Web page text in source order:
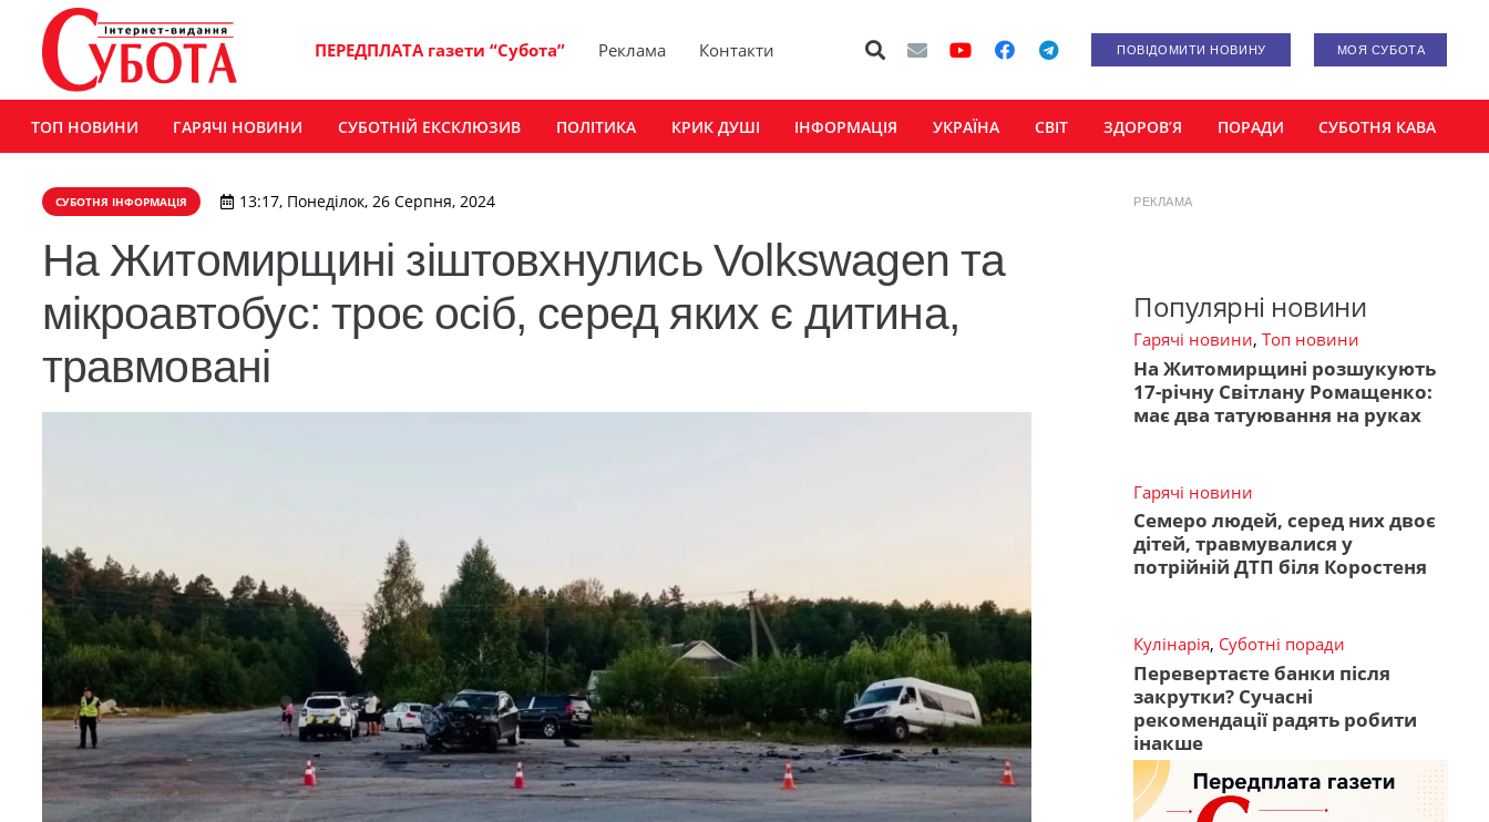
ПЕРЕДПЛАТА газети “Субота” Реклама Контакти ПОВІДОМИТИ НОВИНУ МОЯ СУБОТА
ТОП НОВИНИ ГАРЯЧІ НОВИНИ СУБОТНІЙ ЕКСКЛЮЗИВ ПОЛІТИКА КРИК ДУШІ ІНФОРМАЦІЯ УКРАЇНА СВІТ ЗДОРОВ’Я ПОРАДИ СУБОТНЯ КАВА
СУБОТНЯ ІНФОРМАЦІЯ 13:17, Понеділок, 26 Серпня, 2024
На Житомирщині зіштовхнулись Volkswagen та
мікроавтобус: троє осіб, серед яких є дитина,
травмовані
РЕКЛАМА
Популярні новини
Гарячі новини, Топ новини
На Житомирщині розшукують
17-річну Світлану Ромащенко:
має два татуювання на руках
Гарячі новини
Семеро людей, серед них двоє
дітей, травмувалися у
потрійній ДТП біля Коростеня
Кулінарія, Суботні поради
Перевертаєте банки після
закрутки? Сучасні
рекомендації радять робити
інакше